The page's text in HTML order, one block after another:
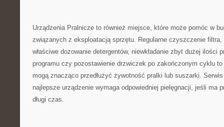
Urządzenia Pralnicze to również miejsce, które może pomóc w
związanych z eksploatacją sprzętu. Regularne czyszczenie
właściwe dozowanie detergentów, niewkładanie zbyt dużej ilości
programu czy pozostawienie drzwiczek po zakończonym cyklu to
mogą znacząco przedłużyć żywotność pralki lub suszarki.
najlepsze urządzenie wymaga odpowiedniej pielęgnacji, jeśli ma
długi czas.